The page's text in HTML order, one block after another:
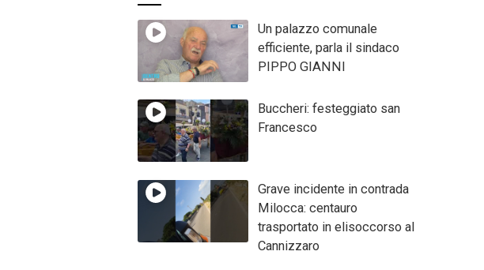
Un palazzo comunale
efficiente, parla il sindaco
PIPPO GIANNI
Buccheri: festeggiato san
Francesco
Grave incidente in contrada
Milocca: centauro
trasportato in elisoccorso al
Cannizzaro